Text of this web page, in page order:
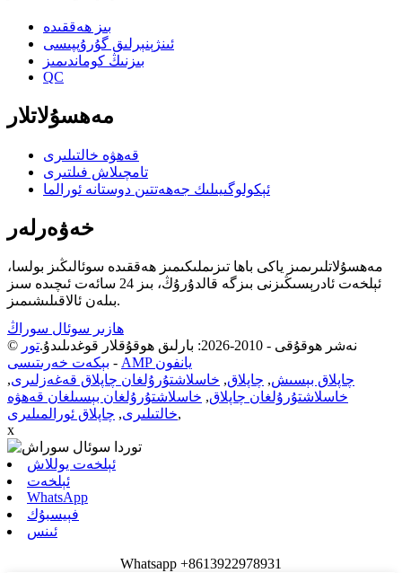
بىز ھەققىدە
ئىنژېنېرلىق گۇرۇپپىسى
بىزنىڭ كوماندىمىز
QC
مەھسۇلاتلار
قەھۋە خالتىلىرى
تامچىلاش فىلتىرى
ئېكولوگىيىلىك جەھەتتىن دوستانە ئورالما
خەۋەرلەر
مەھسۇلاتلىرىمىز ياكى باھا تىزىملىكىمىز ھەققىدە سوئالىڭىز بولسا،
ئېلخەت ئادرېسىڭىزنى بىزگە قالدۇرۇڭ، بىز 24 سائەت ئىچىدە سىز
بىلەن ئالاقىلىشىمىز.
ھازىر سوئال سوراڭ
© نەشر ھوقۇقى - 2010-2026: بارلىق ھوقۇقلار قوغدىلىدۇ.
تور
بېكەت خەرىتىسى -
AMP يانفون
چاپلاق بېسىش, چاپلاق, خاسلاشتۇرۇلغان چاپلاق قەغەزلىرى,
خاسلاشتۇرۇلغان چاپلاق, خاسلاشتۇرۇلغان بېسىلغان قەھۋە
خالتىلىرى, چاپلاق ئورالمىلىرى
,
x
ئېلخەت يوللاش
ئېلخەت
WhatsApp
فېيسبۇك
ئىنس
Whatsapp +8613922978931